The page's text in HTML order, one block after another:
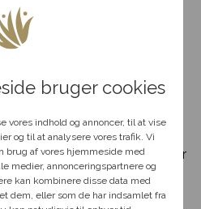
bruger cookies
vores indhold og annoncer, til at vise
og til at analysere vores trafik. Vi
brug af vores hjemmeside med
medier, annonceringspartnere og
kan kombinere disse data med
dem, eller som de har indsamlet fra
værtindegave, en kærlig
som en dekorativ
sit friske og farverige
ind i hjemmet og skaber
omhu af erfarne florister, der
design. Når du vælger
med Påskeæg,” støtter du
en
så hjælper vi
at finde den
til dit svar.